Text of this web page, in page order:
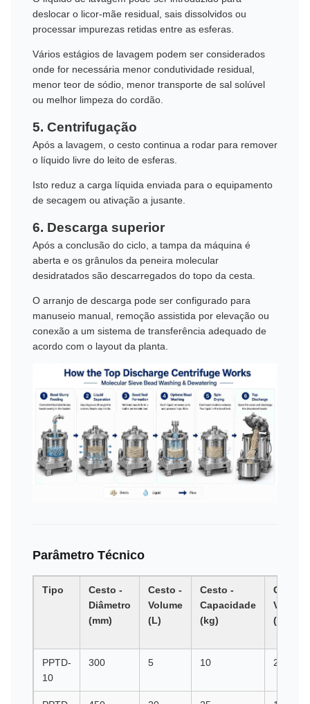
deslocar o licor-mãe residual, sais dissolvidos ou
processar impurezas retidas entre as esferas.
Vários estágios de lavagem podem ser considerados
onde for necessária menor condutividade residual,
menor teor de sódio, menor transporte de sal solúvel
ou melhor limpeza do cordão.
5. Centrifugação
Após a lavagem, o cesto continua a rodar para remover
o líquido livre do leito de esferas.
Isto reduz a carga líquida enviada para o equipamento
de secagem ou ativação a jusante.
6. Descarga superior
Após a conclusão do ciclo, a tampa da máquina é
aberta e os grânulos da peneira molecular
desidratados são descarregados do topo da cesta.
O arranjo de descarga pode ser configurado para
manuseio manual, remoção assistida por elevação ou
conexão a um sistema de transferência adequado de
acordo com o layout da planta.
Parâmetro Técnico
Tipo
Cesto -
Diâmetro
(mm)
Cesto -
Volume
(L)
Cesto -
Capacidade
(kg)
Cesta -
(rpm)
PPTD-
10
300 5 10 2500